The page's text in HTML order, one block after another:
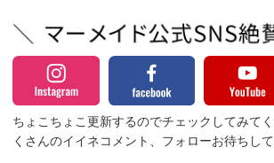
ちょこちょこ更新するのでチェックしてみて
くさんのイイネコメント、フォローお待ちして